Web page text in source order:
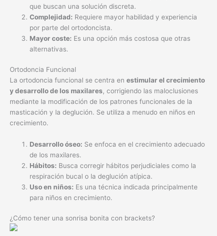
que buscan una solución discreta.
Complejidad: Requiere mayor habilidad y experiencia
por parte del ortodoncista.
Mayor coste: Es una opción más costosa que otras
alternativas.
Ortodoncia Funcional
La ortodoncia funcional se centra en estimular el crecimiento
y desarrollo de los maxilares, corrigiendo las maloclusiones
mediante la modificación de los patrones funcionales de la
masticación y la deglución. Se utiliza a menudo en niños en
crecimiento.
Desarrollo óseo: Se enfoca en el crecimiento adecuado
de los maxilares.
Hábitos: Busca corregir hábitos perjudiciales como la
respiración bucal o la deglución atípica.
Uso en niños: Es una técnica indicada principalmente
para niños en crecimiento.
¿Cómo tener una sonrisa bonita con brackets?